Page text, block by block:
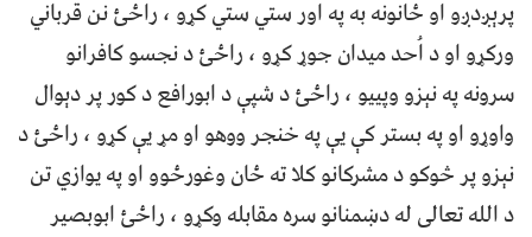
پرېږدږو او ځانونه به په اور ستي ستي کړو ، راځئ نن قرباني
ورکړو او د اُحد میدان جوړ کړو ، راځئ د نجسو کافرانو
سرونه په نېزو وپییو ، راځئ د شپې د ابورافع د کور پر دېوال
واوړو او په بستر کې یې په خنجر ووهو او مړ یې کړو ، راځئ د
نېزو پر څوکو د مشرکانو کلا ته ځان وغورځوو او په یوازي تن
د الله تعالی له دښمنانو سره مقابله وکړو ، راځئ ابوبصیر